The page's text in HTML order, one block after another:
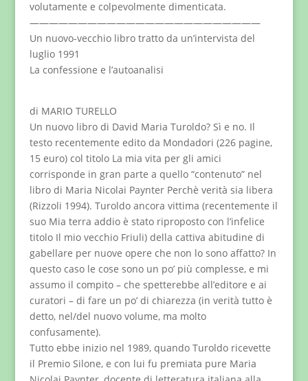
volutamente e colpevolmente dimenticata.
————————————————————————
Un nuovo-vecchio libro tratto da un’intervista del
luglio 1991
La confessione e l’autoanalisi
di MARIO TURELLO
Un nuovo libro di David Maria Turoldo? Sì e no. Il
testo recentemente edito da Mondadori (226 pagine,
15 euro) col titolo La mia vita per gli amici
corrisponde in gran parte a quello “contenuto” nel
libro di Maria Nicolai Paynter Perchè verità sia libera
(Rizzoli 1994). Turoldo ancora vittima (recentemente il
suo Mia terra addio è stato riproposto con l’infelice
titolo Il mio vecchio Friuli) della cattiva abitudine di
gabellare per nuove opere che non lo sono affatto? In
questo caso le cose sono un po’ più complesse, e mi
assumo il compito – che spetterebbe all’editore e ai
curatori – di fare un po’ di chiarezza (in verità tutto è
detto, nel/del nuovo volume, ma molto
confusamente).
Tutto ebbe inizio nel 1989, quando Turoldo ricevette
il Premio Silone, e con lui fu premiata pure Maria